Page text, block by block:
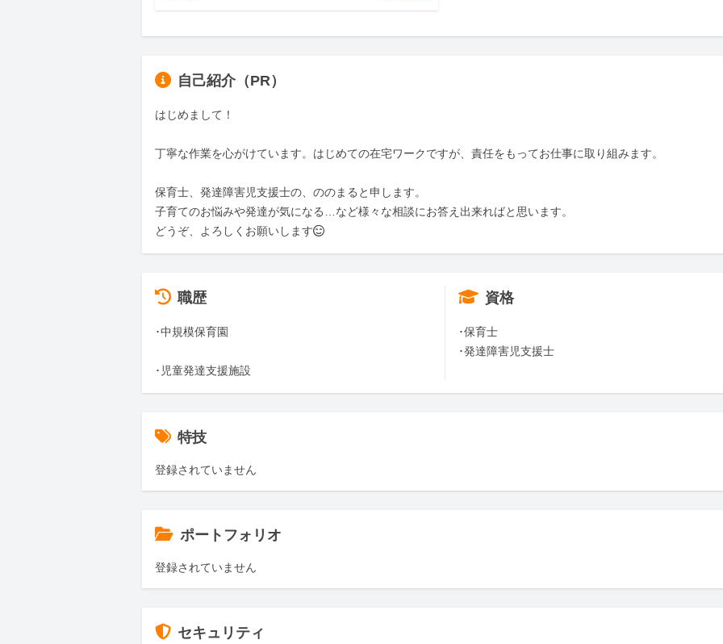
自己紹介（PR）
はじめまして！
丁寧な作業を心がけています。はじめての在宅ワークですが、責任をもってお仕事に取り組みます。
保育士、発達障害児支援士の、ののまると申します。
子育てのお悩みや発達が気になる…など様々な相談にお答え出来ればと思います。
どうぞ、よろしくお願いします😊
職歴
･中規模保育園
･児童発達支援施設
資格
･保育士
･発達障害児支援士
特技
登録されていません
ポートフォリオ
登録されていません
セキュリティ